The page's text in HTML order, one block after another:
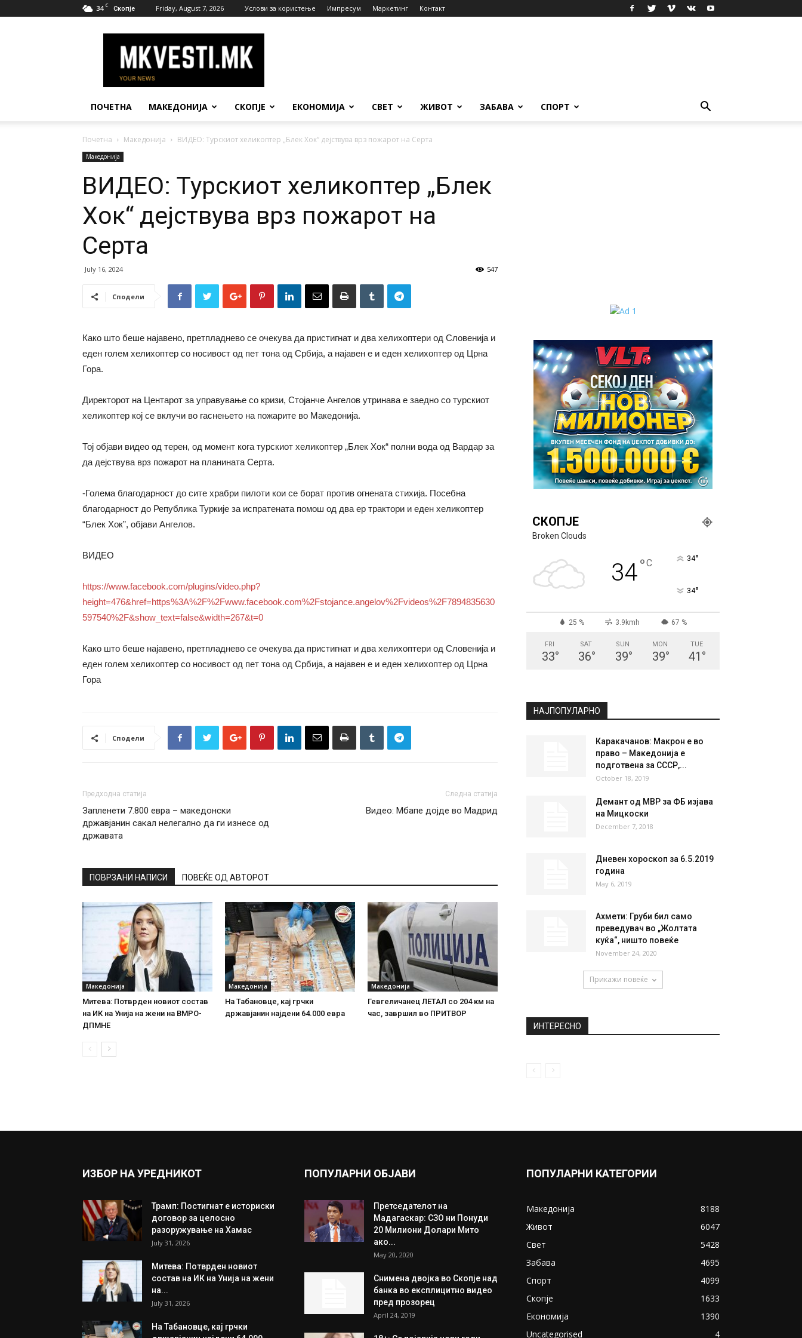
34 C Скопје Friday, August 7, 2026 Услови за користење Импресум Маркетинг Контакт
Вести
ПОЧЕТНА МАКЕДОНИЈА СКОПЈЕ ЕКОНОМИЈА СВЕТ ЖИВОТ ЗАБАВА СПОРТ
Почетна Македонија ВИДЕО: Турскиот хеликоптер „Блек Хок“ дејствува врз пожарот на Серта
Македонија
ВИДЕО: Турскиот хеликоптер „Блек
Хок“ дејствува врз пожарот на
Серта
July 16, 2024 547
Сподели
Како што беше најавено, претпладнево се очекува да пристигнат и два хелихоптери од Словенија и
еден голем хелихоптер со носивост од пет тона од Србија, а најавен е и еден хелихоптер од Црна
Гора.
Директорот на Центарот за управување со кризи, Стојанче Ангелов утринава е заедно со турскиот
хеликоптер кој се вклучи во гаснењето на пожарите во Македонија.
Тој објави видео од терен, од момент кога турскиот хеликоптер „Блек Хок“ полни вода од Вардар за
да дејствува врз пожарот на планината Серта.
-Голема благодарност до сите храбри пилоти кои се борат против огнената стихија. Посебна
благодарност до Република Туркије за испратената помош од два ер трактори и еден хеликоптер
“Блек Хок”, објави Ангелов.
ВИДЕО
https://www.facebook.com/plugins/video.php?
height=476&href=https%3A%2F%2Fwww.facebook.com%2Fstojance.angelov%2Fvideos%2F7894835630
597540%2F&show_text=false&width=267&t=0
Како што беше најавено, претпладнево се очекува да пристигнат и два хелихоптери од Словенија и
еден голем хелихоптер со носивост од пет тона од Србија, а најавен е и еден хелихоптер од Црна
Гора
Сподели
Предходна статија
Запленети 7.800 евра – македонски
државјанин сакал нелегално да ги изнесе од
државата
Следна статија
Видео: Мбапе дојде во Мадрид
ПОВРЗАНИ НАПИСИ ПОВЕЌЕ ОД АВТОРОТ
Македонија
Митева: Потврден новиот состав
на ИК на Унија на жени на ВМРО-
ДПМНЕ
Македонија
На Табановце, кај грчки
државјанин најдени 64.000 евра
Македонија
Гевгеличанец ЛЕТАЛ со 204 км на
час, завршил во ПРИТВОР
СКОПЈЕ
Broken Clouds
34°C 34°
34°
25 % 3.9kmh 67 %
FRI
33°
SAT
36°
SUN
39°
MON
39°
TUE
41 °
НАЈПОПУЛАРНО
Каракачанов: Макрон е во
право – Македонија е
подготвена за СССР,...
October 18, 2019
Демант од МВР за ФБ изјава
на Мицкоски
December 7, 2018
Дневен хороскоп за 6.5.2019
година
May 6, 2019
Ахмети: Груби бил само
преведувач во „Жолтата
куќа“, ништо повеќе
November 24, 2020
Прикажи повеќе
ИНТЕРЕСНО
ИЗБОР НА УРЕДНИКОТ
Трамп: Постигнат е историски
договор за целосно
разоружување на Хамас
July 31, 2026
Митева: Потврден новиот
состав на ИК на Унија на жени
на...
July 31, 2026
На Табановце, кај грчки
ПОПУЛАРНИ ОБЈАВИ
Претседателот на
Мадагаскар: СЗО ни Понуди
20 Милиони Долари Мито
ако...
May 20, 2020
Снимена двојка во Скопје над
банка во експлицитно видео
пред прозорец
April 24, 2019
ПОПУЛАРНИ КАТЕГОРИИ
Македонија
8188
Живот
6047
Свет
5428
Забава
4695
Спорт
4099
Скопје
1633
Економија
1390
Uncategorised
4